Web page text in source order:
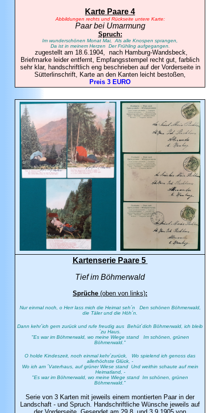
Karte Paare 4
Abbildungen rechts und Rückseite untere Karte:
Paar bei Umarmung
Spruch:
Im wunderschönen Monat Mai, Als alle Knospen sprangen,
Da ist in meinem Herzen Der Frühling aufgegangen.
zugestellt am 18.6.1904, nach Hamburg-Wandsbeck,
Briefmarke leider entfernt, Empfangsstempel recht gut, farblich
sehr klar, handschriftlich eng beschrieben auf der Vorderseite in
Sütterlinschrift, Karte an den Kanten leicht bestoßen,
Preis 3 EURO
Kartenserie Paare 5
Tief im Böhmerwald
Sprüche (oben von links):
Nur einmal noch, o Herr lass mich die Heimat seh´n Den schönen Böhmerwald,
die Täler und die Höh´n.
Dann kehr´ich gern zurück und rufe freudig aus Behüt`dich Böhmerwald, ich bleib
´zu Haus.
"Es war im Böhmerwald, wo meine Wiege stand Im schönen, grünen
Böhmerwald."
O holde Kindeszeit, noch einmal kehr´zurück, Wo spielend ich genoss das
allerhöchste Glück, -
Wo ich am ´Vaterhaus, auf grüner Wiese stand Und weithin schaute auf mein
Heimatland, -
"Es war im Böhmerwald, wo meine Wiege stand Im schönen, grünen
Böhmerwald."
Serie von 3 Karten mit jeweils einem montierten Paar in der
Landschaft - und Spruch. Handschriftliche Wünsche jeweils auf